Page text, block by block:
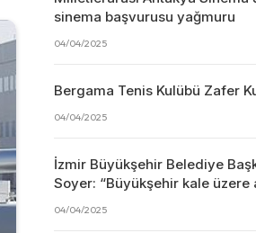
sinema başvurusu yağmuru
04/04/2025
Bergama Tenis Kulübü Zafer
04/04/2025
İzmir Büyükşehir Belediye
Soyer: “Büyükşehir kale üzere
04/04/2025